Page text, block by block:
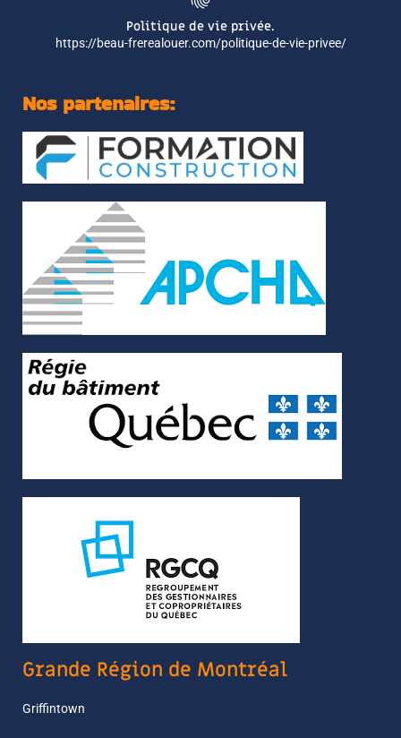
Politique de vie privée.
https://beau-frerealouer.com/politique-de-vie-privee/
Nos partenaires:
Grande Région de Montréal
Griffintown